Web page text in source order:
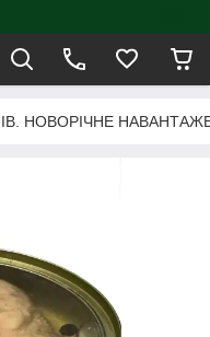
НОВОРІЧНЕ